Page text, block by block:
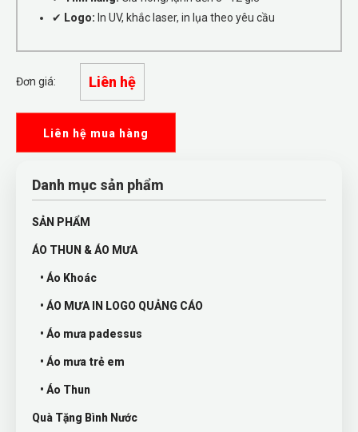
✔ Logo: In UV, khắc laser, in lụa theo yêu cầu
Đơn giá: Liên hệ
Liên hệ mua hàng
Danh mục sản phẩm
SẢN PHẨM
ÁO THUN & ÁO MƯA
• Áo Khoác
• ÁO MƯA IN LOGO QUẢNG CÁO
• Áo mưa padessus
• Áo mưa trẻ em
• Áo Thun
Quà Tặng Bình Nước